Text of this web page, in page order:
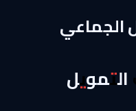
الجماعي